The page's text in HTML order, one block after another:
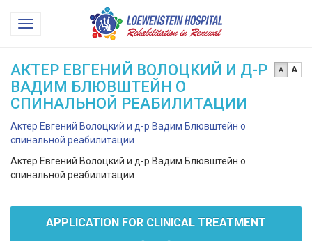
Toggle
Loewenstein
Hospital
A A
АКТЕР ЕВГЕНИЙ ВОЛОЦКИЙ И Д-Р
ВАДИМ БЛЮВШТЕЙН О
СПИНАЛЬНОЙ РЕАБИЛИТАЦИИ
Актер Евгений Волоцкий и д-р Вадим Блювштейн о
спинальной реабилитации
Актер Евгений Волоцкий и д-р Вадим Блювштейн о
спинальной реабилитации
APPLICATION FOR CLINICAL TREATMENT